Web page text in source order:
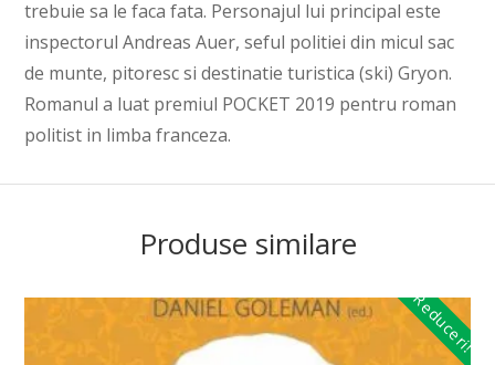
trebuie sa le faca fata. Personajul lui principal este
inspectorul Andreas Auer, seful politiei din micul sac
de munte, pitoresc si destinatie turistica (ski) Gryon.
Romanul a luat premiul POCKET 2019 pentru roman
politist in limba franceza.
Produse similare
Reduceri!